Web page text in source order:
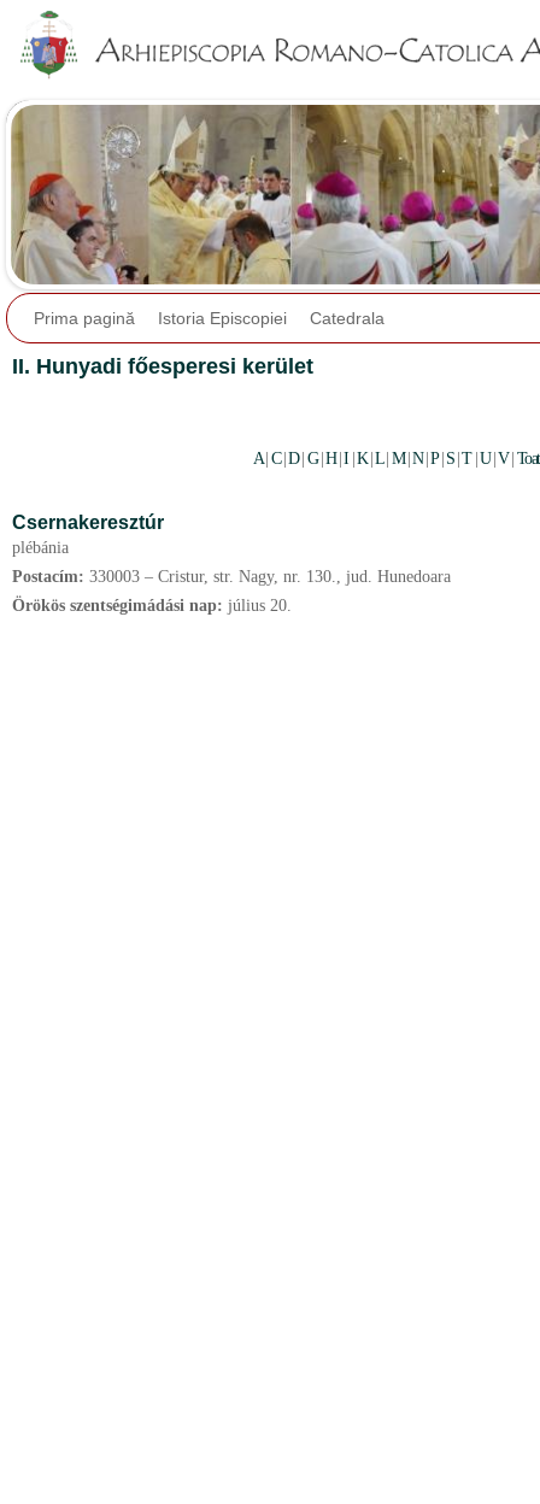
Prima pagină Istoria Episcopiei Catedrala
II. Hunyadi főesperesi kerület
A C |D G H |I K |L M |N |P S |T U |V
Csernakeresztúr
plébánia
Postacím: 330003 – Cristur, str. Nagy, nr. 130., jud. Hunedoara
Örökös szentségimádási nap: július 20.